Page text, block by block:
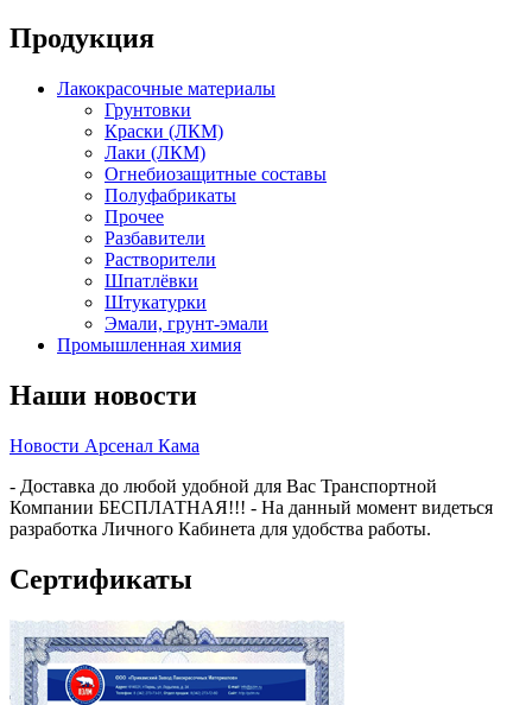
Продукция
Лакокрасочные материалы
Грунтовки
Краски (ЛКМ)
Лаки (ЛКМ)
Огнебиозащитные составы
Полуфабрикаты
Прочее
Разбавители
Растворители
Шпатлёвки
Штукатурки
Эмали, грунт-эмали
Промышленная химия
Наши новости
Новости Арсенал Кама
- Доставка до любой удобной для Вас Транспортной
Компании БЕСПЛАТНАЯ!!! - На данный момент видеться
разработка Личного Кабинета для удобства работы.
Сертификаты